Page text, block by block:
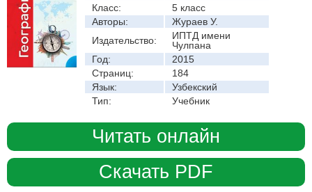
Класс:
5 класс
Авторы:
Жураев У.
Издательство:
ИПТД имени
Чулпана
Год:
2015
Страниц:
184
Язык:
Узбекский
Тип:
Учебник
Читать онлайн
Скачать PDF